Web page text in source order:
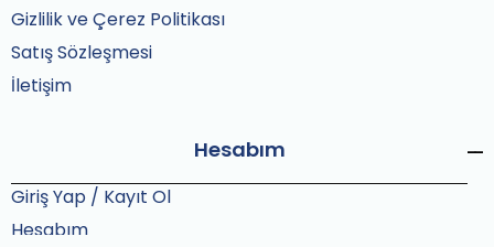
Gizlilik ve Çerez Politikası
Satış Sözleşmesi
İletişim
Hesabım
Giriş Yap / Kayıt Ol
Hesabım